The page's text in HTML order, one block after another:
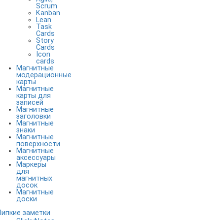
Scrum
Kanban
Lean
Task
Cards
Story
Cards
Icon
cards
Магнитные
модерационные
карты
Магнитные
карты для
записей
Магнитные
заголовки
Магнитные
знаки
Магнитные
поверхности
Магнитные
аксессуары
Маркеры
для
магнитных
досок
Магнитные
доски
заметки